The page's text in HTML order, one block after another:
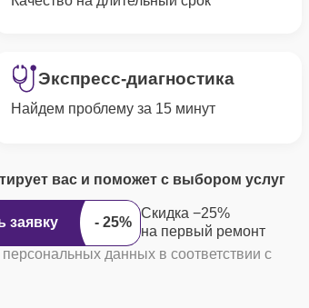
Экспресс-диагностика
Найдем проблему за 15 минут
вас и поможет с выбором услуг
заявку
Скидка −25%
на первый ремонт
данных в соответствии с